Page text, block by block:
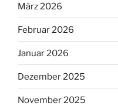
März 2026
Februar 2026
Januar 2026
Dezember 2025
November 2025